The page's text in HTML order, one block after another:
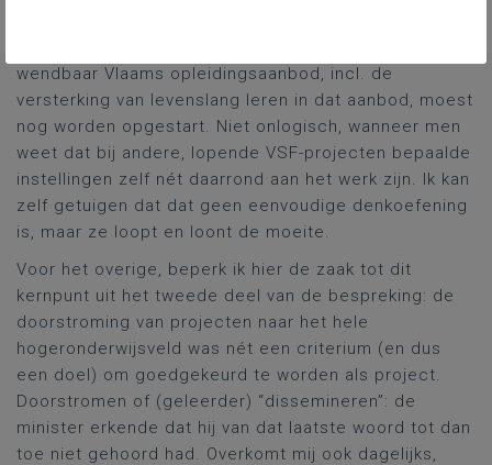
wendbaar Vlaams opleidingsaanbod, incl. de
versterking van levenslang leren in dat aanbod, moest
nog worden opgestart. Niet onlogisch, wanneer men
weet dat bij andere, lopende VSF-projecten bepaalde
instellingen zelf nét daarrond aan het werk zijn. Ik kan
zelf getuigen dat dat geen eenvoudige denkoefening
is, maar ze loopt en loont de moeite.
Voor het overige, beperk ik hier de zaak tot dit
kernpunt uit het tweede deel van de bespreking: de
doorstroming van projecten naar het hele
hogeronderwijsveld was nét een criterium (en dus
een doel) om goedgekeurd te worden als project.
Doorstromen of (geleerder) “dissemineren”: de
minister erkende dat hij van dat laatste woord tot dan
toe niet gehoord had. Overkomt mij ook dagelijks,